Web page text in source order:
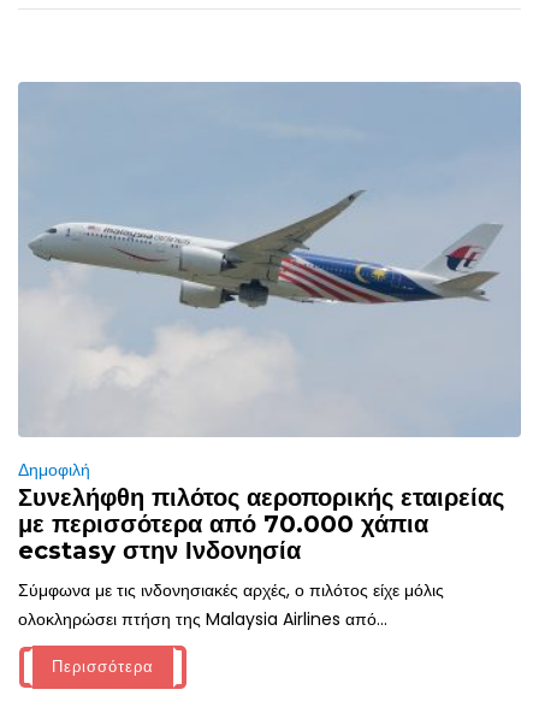
Δημοφιλή
Συνελήφθη πιλότος αεροπορικής εταιρείας
με περισσότερα από 70.000 χάπια
ecstasy στην Ινδονησία
Σύμφωνα με τις ινδονησιακές αρχές, ο πιλότος είχε μόλις
ολοκληρώσει πτήση της Malaysia Airlines από...
Περισσότερα